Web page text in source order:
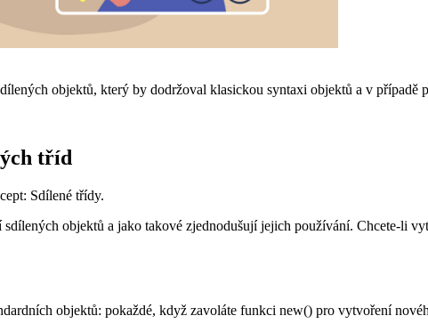
objektů, který by dodržoval klasickou syntaxi objektů a v případě
tříd
Sdílené třídy.
objektů a jako takové zjednodušují jejich používání. Chcete-li
objektů: pokaždé, když zavoláte funkci new() pro vytvoření